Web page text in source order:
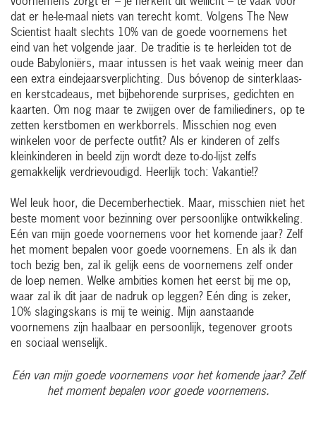
dat er he-le-maal niets van terecht komt. Volgens The New
Scientist haalt slechts 10% van de goede voornemens het
eind van het volgende jaar. De traditie is te herleiden tot de
oude Babyloniërs, maar intussen is het vaak weinig meer dan
een extra eindejaarsverplichting. Dus bóvenop de sinterklaas-
en kerstcadeaus, met bijbehorende surprises, gedichten en
kaarten. Om nog maar te zwijgen over de familiediners, op te
zetten kerstbomen en werkborrels. Misschien nog even
winkelen voor de perfecte outfit? Als er kinderen of zelfs
kleinkinderen in beeld zijn wordt deze to-do-lijst zelfs
gemakkelijk verdrievoudigd. Heerlijk toch: Vakantie!?
Wel leuk hoor, die Decemberhectiek. Maar, misschien niet het
beste moment voor bezinning over persoonlijke ontwikkeling.
Eén van mijn goede voornemens voor het komende jaar? Zelf
het moment bepalen voor goede voornemens. En als ik dan
toch bezig ben, zal ik gelijk eens de voornemens zelf onder
de loep nemen. Welke ambities komen het eerst bij me op,
waar zal ik dit jaar de nadruk op leggen? Eén ding is zeker,
10% slagingskans is mij te weinig. Mijn aanstaande
voornemens zijn haalbaar en persoonlijk, tegenover groots
en sociaal wenselijk.
Eén van mijn goede voornemens voor het komende jaar? Zelf
het moment bepalen voor goede voornemens.